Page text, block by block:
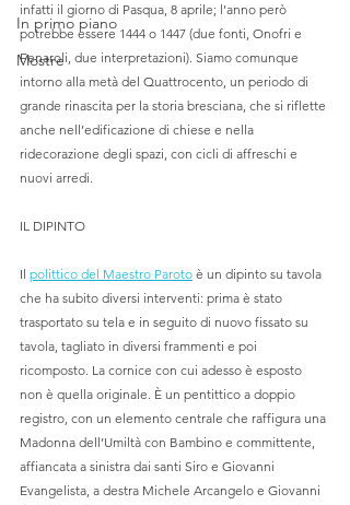
In primo piano
Mostre
infatti il giorno di Pasqua, 8 aprile; l’anno però
potrebbe essere 1444 o 1447 (due fonti, Onofri e
Fenaroli, due interpretazioni). Siamo comunque
intorno alla metà del Quattrocento, un periodo di
grande rinascita per la storia bresciana, che si riflette
anche nell’edificazione di chiese e nella
ridecorazione degli spazi, con cicli di affreschi e
nuovi arredi.
IL DIPINTO
Il polittico del Maestro Paroto è un dipinto su tavola
che ha subito diversi interventi: prima è stato
trasportato su tela e in seguito di nuovo fissato su
tavola, tagliato in diversi frammenti e poi
ricomposto. La cornice con cui adesso è esposto
non è quella originale. È un pentittico a doppio
registro, con un elemento centrale che raffigura una
Madonna dell’Umiltà con Bambino e committente,
affiancata a sinistra dai santi Siro e Giovanni
Evangelista, a destra Michele Arcangelo e Giovanni